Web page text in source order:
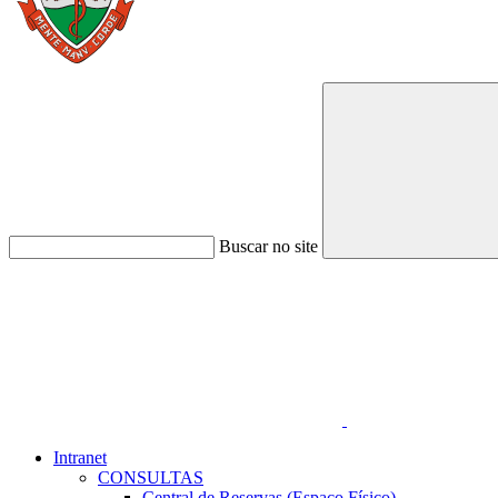
Buscar no site
Intranet
CONSULTAS